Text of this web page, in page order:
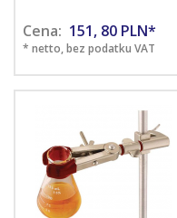
Cena: 151, 80 PLN*
* netto, bez podatku VAT